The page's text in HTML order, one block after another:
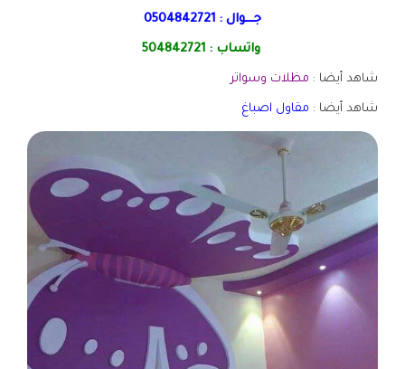
جـــوال : 0504842721
واتساب :504842721
شاهد أيضا : مظلات وسواتر
شاهد أيضا : مقاول اصباغ